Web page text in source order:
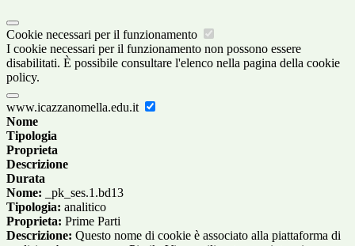
Cookie necessari per il funzionamento
I cookie necessari per il funzionamento non possono essere
disabilitati. È possibile consultare l'elenco nella pagina della cookie
policy.
www.icazzanomella.edu.it
Nome
Tipologia
Proprieta
Descrizione
Durata
Nome: _pk_ses.1.bd13
Tipologia: analitico
Proprieta: Prime Parti
Descrizione: Questo nome di cookie è associato alla piattaforma di